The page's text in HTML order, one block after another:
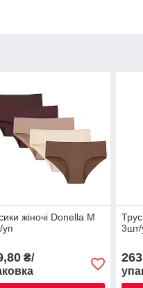
жіночі Donella M
₴/
3шт/